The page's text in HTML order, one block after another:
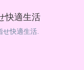
快適生活
快適生活.